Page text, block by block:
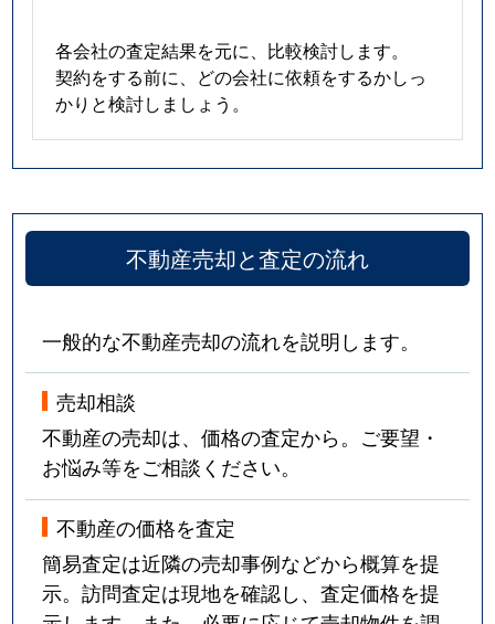
各会社の査定結果を元に、比較検討します。
契約をする前に、どの会社に依頼をするかしっ
かりと検討しましょう。
不動産売却と査定の流れ
一般的な不動産売却の流れを説明します。
売却相談
不動産の売却は、価格の査定から。ご要望・
お悩み等をご相談ください。
不動産の価格を査定
簡易査定は近隣の売却事例などから概算を提
示。訪問査定は現地を確認し、査定価格を提